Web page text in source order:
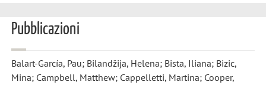
Pubblicazioni
Balart-García, Pau; Bilandžija, Helena; Bista, Iliana; Bizic,
Mina; Campbell, Matthew; Cappelletti, Martina; Cooper,